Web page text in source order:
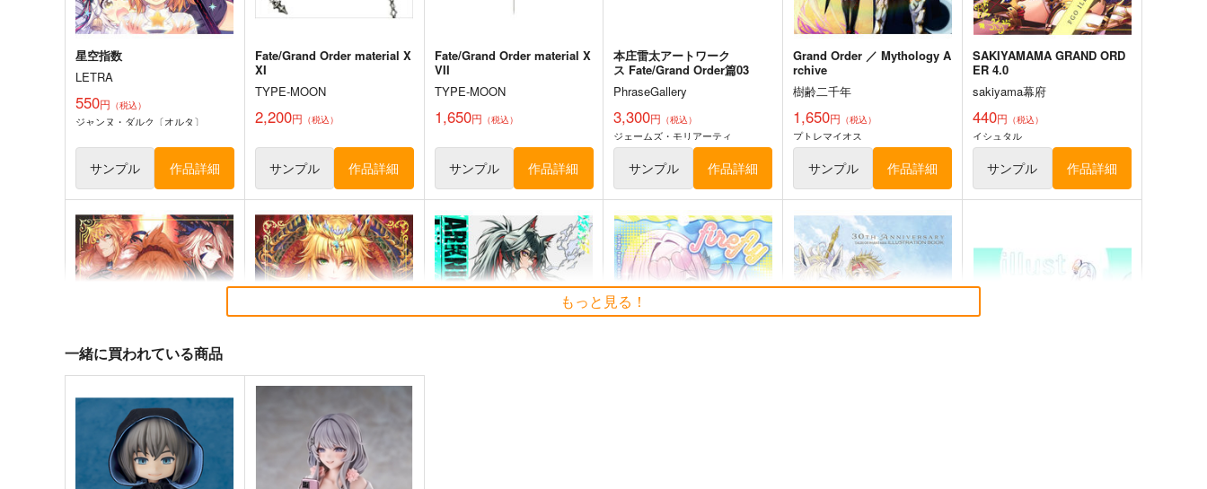
サンプル カート サンプル カート サンプル カート サンプル カート
495円（税込）
Fate/Grand Order オールキャラ
サンプル カート
Fate/Grand Order 曲亭馬琴
サンプル カート
えふじいおう和風肖像画集参
探偵モンテ・クリスト完全幻
覚本
星空指数
LETRA
550円 （税込）
ジャンヌ・ダルク〔オルタ〕
サンプル 作品詳細
Fate/Grand Order material X
XI
TYPE-MOON
2,200円 （税込）
サンプル 作品詳細
Fate/Grand Order material X
VII
TYPE-MOON
1,650円 （税込）
サンプル 作品詳細
本庄雷太アートワーク
ス Fate/Grand Order篇03
PhraseGallery
3,300円 （税込）
ジェームズ・モリアーティ
サンプル 作品詳細
Grand Order ／ Mythology A
rchive
樹齢二千年
1,650円 （税込）
プトレマイオス
サンプル 作品詳細
SAKIYAMAMA GRAND ORD
ER 4.0
sakiyama幕府
440円 （税込）
イシュタル
サンプル 作品詳細
SAKIYAMAMA GRAND ORD
ER 3.0
SAKIYAMAMA GRAND ORD
もっと見る！
一緒に買われている商品